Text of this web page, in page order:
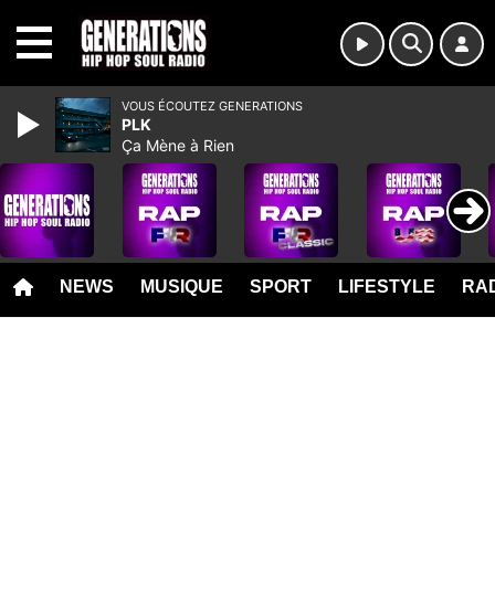
NEWS MUSIQUE SPORT LIFESTYLE
VOUS ÉCOUTEZ GENERATIONS
PLK
Ça Mène à Rien